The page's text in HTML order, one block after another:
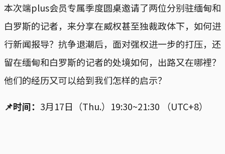
本次端plus会员专属季度圆桌邀请了两位分别驻缅甸和
白罗斯的记者，来分享在威权甚至独裁政体下，如何进
行新闻报导？抗争退潮后，面对强权进一步的打压，还
留在缅甸和白罗斯的记者的处境如何，出路又在哪裡？
他们的经历又可以给到我们怎样的启示？
📌时间： 3月17日（Thu.）19:30~21:30 （UTC+8）